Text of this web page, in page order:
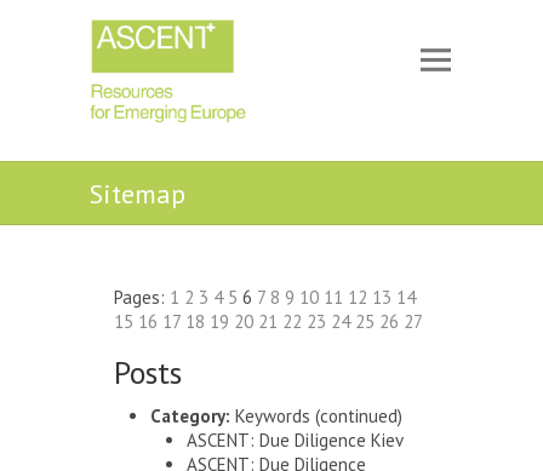
Sitemap
Pages: 1 2 3 4 5 6 7 8 9 10 11 12 13 14
15 16 17 18 19 20 21 22 23 24 25 26 27
Posts
Category: Keywords (continued)
ASCENT: Due Diligence Kiev
ASCENT: Due Diligence